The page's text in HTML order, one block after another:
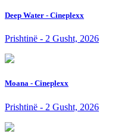
Deep Water - Cineplexx
Prishtinë - 2 Gusht, 2026
Moana - Cineplexx
Prishtinë - 2 Gusht, 2026